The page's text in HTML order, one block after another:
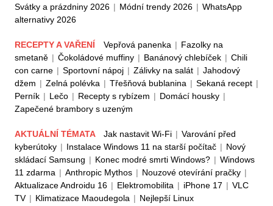
Svátky a prázdniny 2026 | Módní trendy 2026 | WhatsApp
alternativy 2026
RECEPTY A VAŘENÍ Vepřová panenka | Fazolky na
smetaně | Čokoládové muffiny | Banánový chlebíček | Chili
con carne | Sportovní nápoj | Zálivky na salát | Jahodový
džem | Zelná polévka | Třešňová bublanina | Sekaná recept |
Perník | Lečo | Recepty s rybízem | Domácí housky |
Zapečené brambory s uzeným
AKTUÁLNÍ TÉMATA Jak nastavit Wi-Fi | Varování před
kyberútoky | Instalace Windows 11 na starší počítač | Nový
skládací Samsung | Konec modré smrti Windows? | Windows
11 zdarma | Anthropic Mythos | Nouzové otevírání pračky |
Aktualizace Androidu 16 | Elektromobilita | iPhone 17 | VLC
TV | Klimatizace Maoudegola | Nejlepší Linux